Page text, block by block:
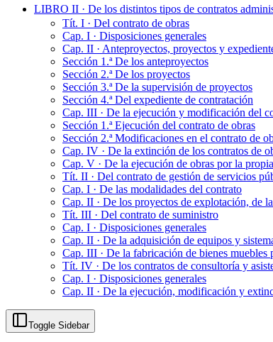
LIBRO II · De los distintos tipos de contratos
Tít. I · Del contrato de obras
Cap. I · Disposiciones generales
Cap. II · Anteproyectos, proyectos y
Sección 1.ª De los anteproyectos
Sección 2.ª De los proyectos
Sección 3.ª De la supervisión de proyectos
Sección 4.ª Del expediente de contratación
Cap. III · De la ejecución y modificación del
Sección 1.ª Ejecución del contrato de obras
Sección 2.ª Modificaciones en el contrato de
Cap. IV · De la extinción de los contratos de
Cap. V · De la ejecución de obras por la
Tít. II · Del contrato de gestión de servicios
Cap. I · De las modalidades del contrato
Cap. II · De los proyectos de explotación, de
Tít. III · Del contrato de suministro
Cap. I · Disposiciones generales
Cap. II · De la adquisición de equipos y
Cap. III · De la fabricación de bienes muebles
Tít. IV · De los contratos de consultoría y
Cap. I · Disposiciones generales
Cap. II · De la ejecución, modificación y
Toggle Sidebar